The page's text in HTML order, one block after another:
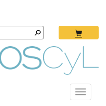
Toggle